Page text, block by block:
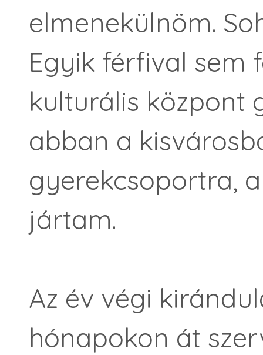
elmenekülnöm.
Egyik férfival sem
kulturális központ
abban a
gyerekcsoportra,
jártam.
Az év végi
hónapokon át